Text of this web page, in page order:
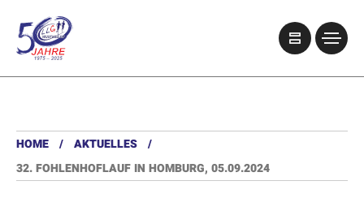
HOME
AKTUELLES
32. FOHLENHOFLAUF IN HOMBURG, 05.09.2024